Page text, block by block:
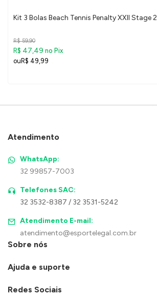
Kit 3 Bolas Beach Tennis Penalty XXII Stage 2
R$ 59,90
R$ 47,49 no Pix
R$ 49,99
Atendimento
WhatsApp:
32 99857-7003
Telefones SAC:
32 3532-8387 / 32 3531-5242
Atendimento E-mail:
atendimento@esportelegal.com.br
Sobre nós
Ajuda e suporte
Redes Sociais